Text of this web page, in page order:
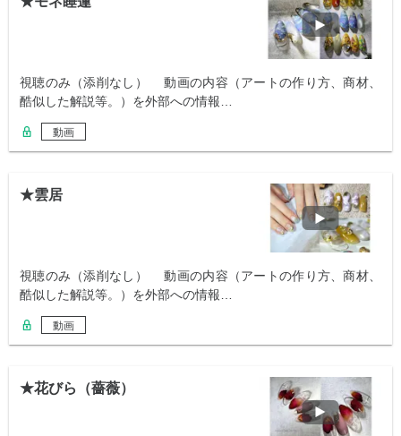
視聴のみ（添削なし） 動画の内容（アートの作り方、商材、
酷似した解説等。）を外部への情報…
動画
★雲居
視聴のみ（添削なし） 動画の内容（アートの作り方、商材、
酷似した解説等。）を外部への情報…
動画
★花びら（薔薇）